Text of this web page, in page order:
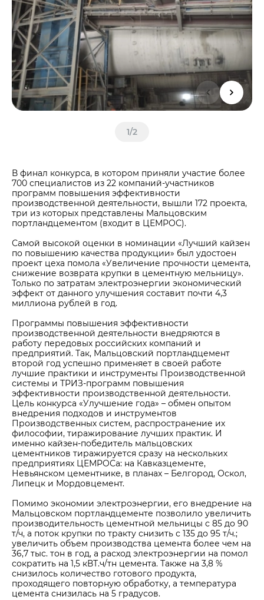
1/2
В финал конкурса, в котором приняли участие более
700 специалистов из 22 компаний-участников
программ повышения эффективности
производственной деятельности, вышли 172 проекта,
три из которых представлены Мальцовским
портландцементом (входит в ЦЕМРОС).
Самой высокой оценки в номинации «Лучший кайзен
по повышению качества продукции» был удостоен
проект цеха помола «Увеличение прочности цемента,
снижение возврата крупки в цементную мельницу».
Только по затратам электроэнергии экономический
эффект от данного улучшения составит почти 4,3
миллиона рублей в год.
Программы повышения эффективности
производственной деятельности внедряются в
работу передовых российских компаний и
предприятий. Так, Мальцовский портландцемент
второй год успешно применяет в своей работе
лучшие практики и инструменты Производственной
системы и ТРИЗ-программ повышения
эффективности производственной деятельности.
Цель конкурса «Улучшение года» – обмен опытом
внедрения подходов и инструментов
Производственных систем, распространение их
философии, тиражирование лучших практик. И
именно кайзен-победитель мальцовских
цементников тиражируется сразу на нескольких
предприятиях ЦЕМРОСа: на Кавказцементе,
Невьянском цементнике, в планах – Белгород, Оскол,
Липецк и Мордовцемент.
Помимо экономии электроэнергии, его внедрение на
Мальцовском портландцементе позволило увеличить
производительность цементной мельницы с 85 до 90
т/ч, а поток крупки по тракту снизить с 135 до 95 т/ч.;
увеличить объем производства цемента более чем на
36,7 тыс. тон в год, а расход электроэнергии на помол
сократить на 1,5 кВТ.ч/тн цемента. Также на 3,8 %
снизилось количество готового продукта,
проходящего повторную обработку, а температура
цемента снизилась на 5 градусов.
Центры дистрибуции
Реализация ТМЦ и непрофильных активов
Политика в области закупок
В помощь поставщику
Не только цемент
Люди ЦЕМРОСа
Технологии и тренды
Издание для клиентов
Аналитика цементной отрасли
Медиабанк
Контакты для СМИ
Служба доверия